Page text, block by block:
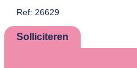
Ref: 26629
Solliciteren